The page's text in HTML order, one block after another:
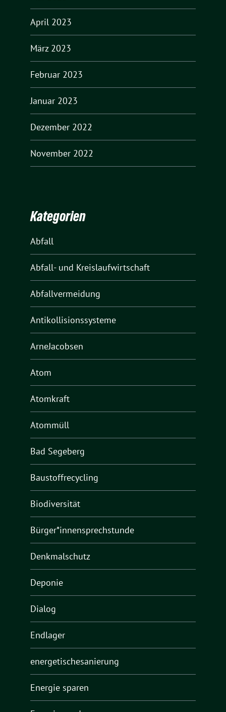
April 2023
März 2023
Februar 2023
Januar 2023
Dezember 2022
November 2022
Kategorien
Abfall
Abfall- und Kreislaufwirtschaft
Abfallvermeidung
Antikollisionssysteme
ArneJacobsen
Atom
Atomkraft
Atommüll
Bad Segeberg
Baustoffrecycling
Biodiversität
Bürger*innensprechstunde
Denkmalschutz
Deponie
Dialog
Endlager
energetischesanierung
Energie sparen